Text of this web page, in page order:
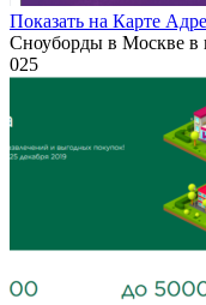
Показать на Карте
Сноуборды в Москве в
025